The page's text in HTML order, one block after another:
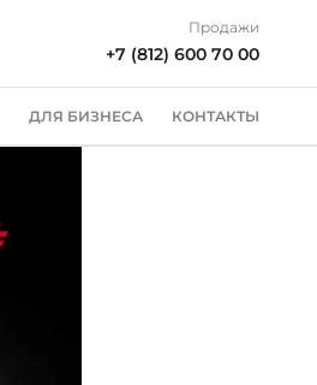
Продажи
+7 (812) 600 70 00
ДЛЯ БИЗНЕСА КОНТАКТЫ